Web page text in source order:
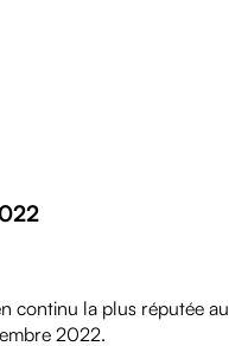
continu la plus réputée au
2022.